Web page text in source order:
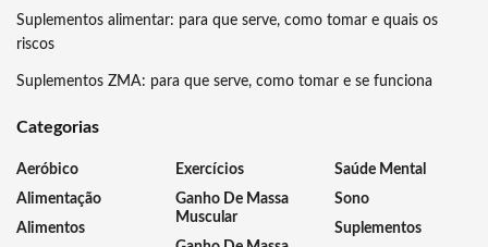
Suplementos alimentar: para que serve, como tomar e quais os
riscos
Suplementos ZMA: para que serve, como tomar e se funciona
Categorias
Aeróbico
Alimentação
Alimentos
Exercícios
Ganho De Massa
Muscular
Saúde Mental
Sono
Suplementos